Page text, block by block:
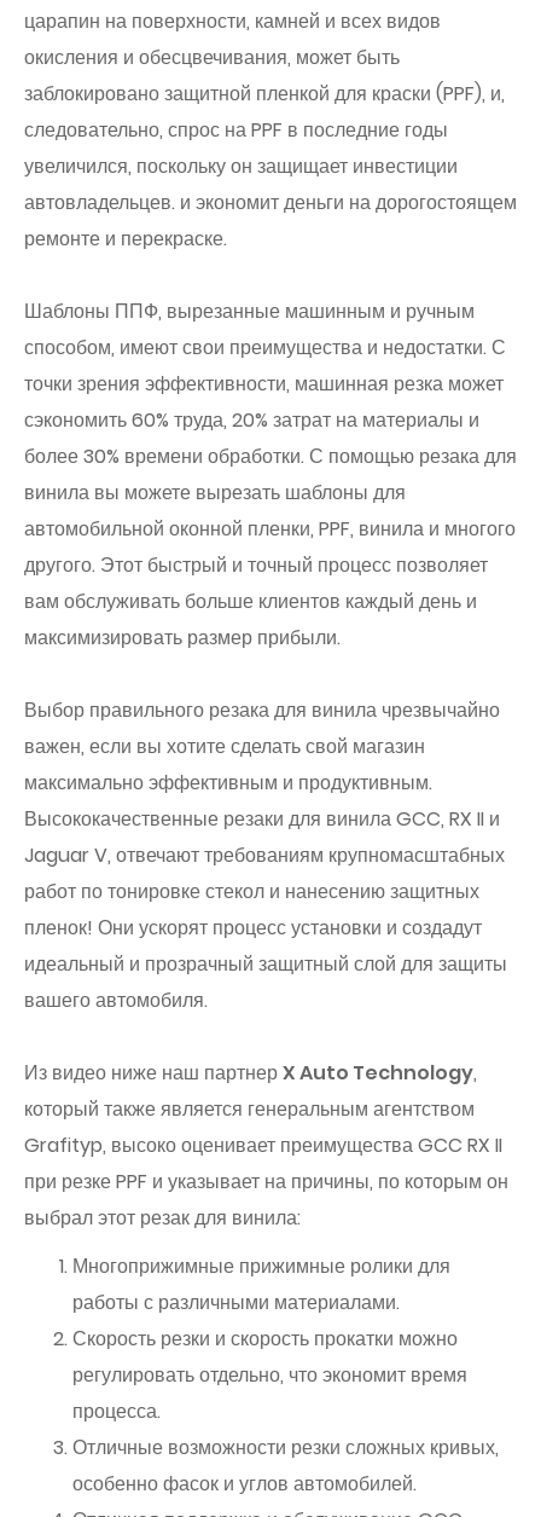
царапин на поверхности, камней и всех видов
окисления и обесцвечивания, может быть
заблокировано защитной пленкой для краски (PPF), и,
следовательно, спрос на PPF в последние годы
увеличился, поскольку он защищает инвестиции
автовладельцев. и экономит деньги на дорогостоящем
ремонте и перекраске.
Шаблоны ППФ, вырезанные машинным и ручным
способом, имеют свои преимущества и недостатки. С
точки зрения эффективности, машинная резка может
сэкономить 60% труда, 20% затрат на материалы и
более 30% времени обработки. С помощью резака для
винила вы можете вырезать шаблоны для
автомобильной оконной пленки, PPF, винила и многого
другого. Этот быстрый и точный процесс позволяет
вам обслуживать больше клиентов каждый день и
максимизировать размер прибыли.
Выбор правильного резака для винила чрезвычайно
важен, если вы хотите сделать свой магазин
максимально эффективным и продуктивным.
Высококачественные резаки для винила GCC, RX II и
Jaguar V, отвечают требованиям крупномасштабных
работ по тонировке стекол и нанесению защитных
пленок! Они ускорят процесс установки и создадут
идеальный и прозрачный защитный слой для защиты
вашего автомобиля.
Из видео ниже наш партнерX Auto Technology,
который также является генеральным агентством
Grafityp, высоко оценивает преимущества GCC RX II
при резке PPF и указывает на причины, по которым он
выбрал этот резак для винила:
Многоприжимные прижимные ролики для
работы с различными материалами.
Скорость резки и скорость прокатки можно
регулировать отдельно, что экономит время
процесса.
Отличные возможности резки сложных кривых,
особенно фасок и углов автомобилей.